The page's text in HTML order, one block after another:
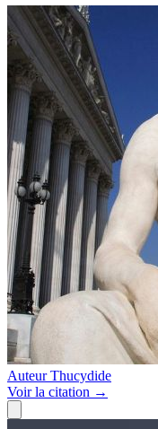
Auteur Thucydide
Voirla citation →